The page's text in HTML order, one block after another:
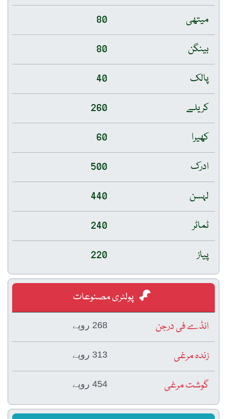
میتھی
80
بینگن
80
پالک
40
کریلے
260
کھیرا
60
ادرک
500
لہسن
440
ٹماٹر
240
پیاز
220
پولٹری مصنوعات
انڈے فی درجن
268 روپے
زندہ مرغی 313 روپے
گوشت مرغی 454 روپے